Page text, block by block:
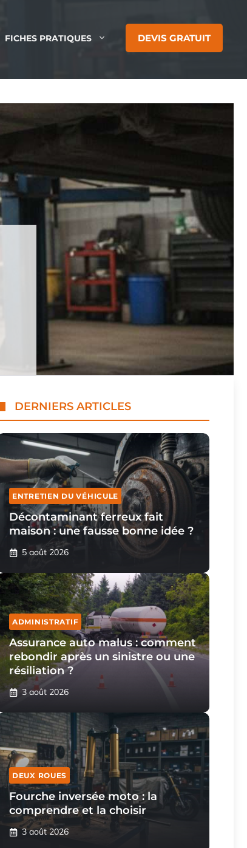
FICHES PRATIQUES DEVIS GRATUIT
DERNIERS ARTICLES
ENTRETIEN DU VÉHICULE
Décontaminant ferreux fait
maison : une fausse bonne idée ?
5 août 2026
ADMINISTRATIF
Assurance auto malus : comment
rebondir après un sinistre ou une
résiliation ?
3 août 2026
DEUX ROUES
Fourche inversée moto : la
comprendre et la choisir
3 août 2026